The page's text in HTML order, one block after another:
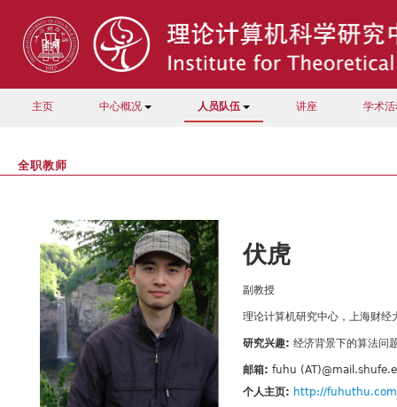
主页 中心概况 人员队伍 讲座 学术
全职教师
伏虎
副教授
理论计算机研究中心，上海财经
研究兴趣: 经济背景下的算法问
邮箱: fuhu
个人主页: http://fuhuthu.com